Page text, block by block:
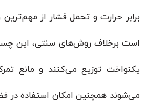
برابر حرارت و تحمل فشار از
است برخلاف روش‌های سنتی، این
یکنواخت توزیع می‌کنند و مانع
می‌شوند همچنین امکان استفاده در